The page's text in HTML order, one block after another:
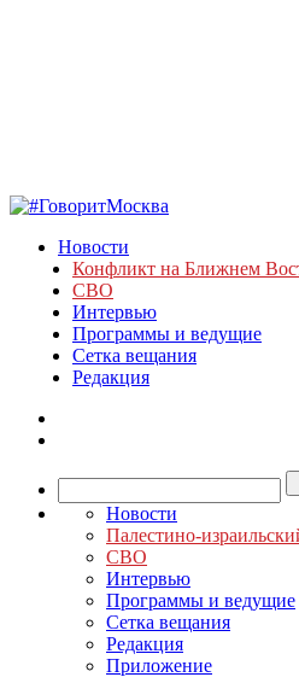
Новости
Конфликт на Ближнем
СВО
Интервью
Программы и ведущие
Сетка вещания
Редакция
Новости
Палестино-
СВО
Интервью
Программы и ведущие
Сетка вещания
Редакция
Приложение